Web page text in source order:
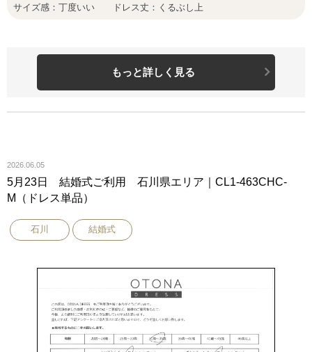
サイズ感：丁度いい ドレス丈：くるぶし上
もっと詳しく見る
2026.06.05
5月23日 結婚式ご利用 石川県エリア｜CL1-463CHC-
M（ドレス単品）
石川 結婚式